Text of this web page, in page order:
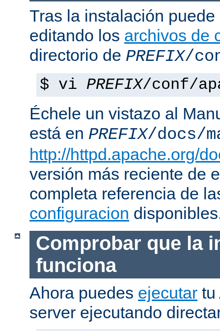
Tras la instalación
editando los archivos de
directorio de PREFIX/
$ vi PREFIX/conf/
Échele un vistazo al
está en PREFIX/docs/
http://httpd.apache.org/
versión más reciente de
completa referencia de
configuracion
Comprobar que la
funciona
Ahora puedes ejecutar tu
server ejecutando